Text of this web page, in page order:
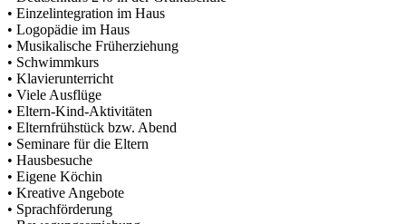
• Einzelintegration im Haus
• Logopädie im Haus
• Musikalische Früherziehung
• Schwimmkurs
• Klavierunterricht
• Viele Ausflüge
• Eltern-Kind-Aktivitäten
• Elternfrühstück bzw. Abend
• Seminare für die Eltern
• Hausbesuche
• Eigene Köchin
• Kreative Angebote
• Sprachförderung